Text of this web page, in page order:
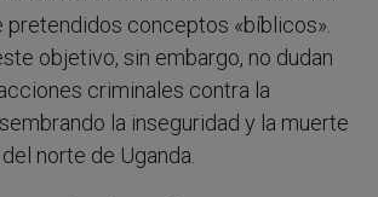
pretendidos conceptos «bíblicos».
objetivo, sin embargo, no dudan
criminales contra la
la inseguridad y la muerte
norte de Uganda.